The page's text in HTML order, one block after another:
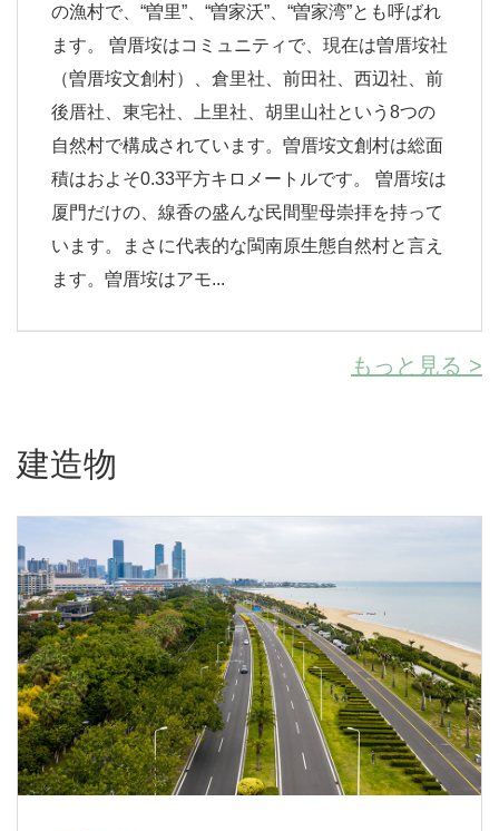
の漁村で、“曽里”、“曽家沃”、“曽家湾”とも呼ばれ
ます。 曽厝垵はコミュニティで、現在は曽厝垵社
（曽厝垵文創村）、倉里社、前田社、西辺社、前
後厝社、東宅社、上里社、胡里山社という8つの
自然村で構成されています。曽厝垵文創村は総面
積はおよそ0.33平方キロメートルです。 曽厝垵は
厦門だけの、線香の盛んな民間聖母崇拝を持って
います。まさに代表的な閩南原生態自然村と言え
ます。曽厝垵はアモ...
もっと見る >
建造物